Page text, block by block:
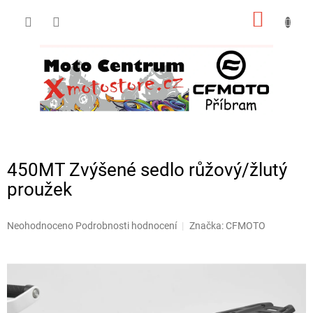
450MT Zvýšené sedlo růžový/žlutý
proužek
Průměrné
je
z
5
Neohodnoceno Podrobnosti hodnocení Značka:CFMOTO